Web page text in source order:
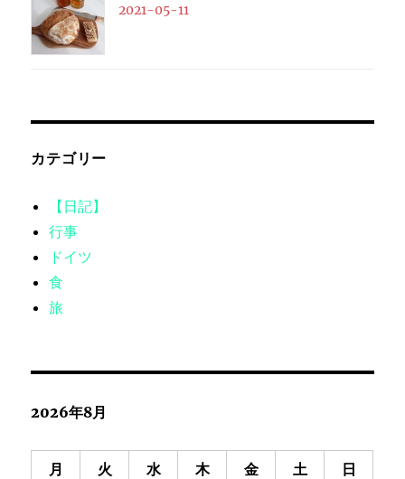
2021-05-11
カテゴリー
【日記】
行事
ドイツ
食
旅
2026年8月
月 火 水 木 金 土 日